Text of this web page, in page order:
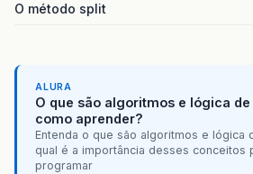
O método split
ALURA
O que são algoritmos e lógica
como aprender?
Entenda o que são algoritmos e lógica
qual é a importância desses conceitos
programar